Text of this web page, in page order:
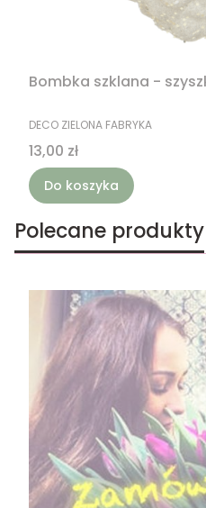
Bombka szklana -
PRODUCENT
DECO ZIELONA FABRYKA
Cena
13,00 zł
Do koszyka
Polecane produkty